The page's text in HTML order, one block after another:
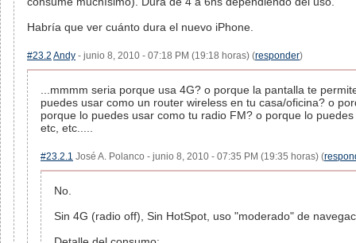
Habría que ver cuánto dura el nuevo iPhone.
#23.2 Andy - junio 8, 2010 - 07:18 PM (19:18 horas) (responder)
...mmmm seria porque usa 4G? o porque la pantalla te
puedes usar como un router wireless en tu casa/oficina? o
porque lo puedes usar como tu radio FM? o porque lo
etc, etc.....
#23.2.1 José A. Polanco - junio 8, 2010 - 07:35 PM (19:35 horas) (
No.
Sin 4G (radio off), Sin HotSpot, uso "moderado" de